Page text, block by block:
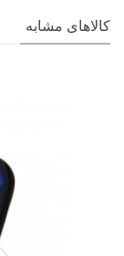
کالاهای مشابه